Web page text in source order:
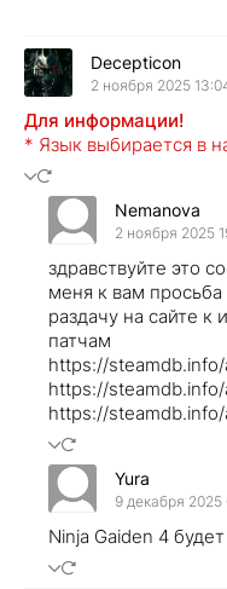
Decepticon
2 ноября 2025
Для информации!
* Язык выбирается в
Nemanova
2 ноября 2025
здравствуйте это
меня к вам
раздачу на сайте к
патчам
https://
https://
https://
Yura
9 декабря 2025
Ninja Gaiden 4